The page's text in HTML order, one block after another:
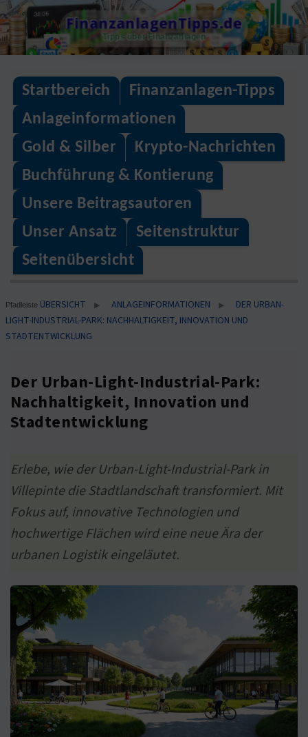
Skip
to
content
FinanzanlagenTipps.de
Tipps über Finanzanlagen
Startbereich
Finanzanlagen-Tipps
Anlageinformationen
Gold & Silber
Krypto-Nachrichten
Buchführung & Kontierung
Unsere Beitragsautoren
Unser Ansatz
Seitenstruktur
Seitenübersicht
Pfadleiste ÜBERSICHT ▶ ANLAGEINFORMATIONEN ▶
DER URBAN-
LIGHT-INDUSTRIAL-PARK: NACHHALTIGKEIT, INNOVATION UND
STADTENTWICKLUNG
Der Urban-Light-Industrial-Park:
Nachhaltigkeit, Innovation und
Stadtentwicklung
Erlebe, wie der Urban-Light-Industrial-Park in
Villepinte die Stadtlandschaft transformiert. Mit
Fokus auf, innovative Technologien und
hochwertige Flächen wird eine neue Ära der
urbanen Logistik eingeläutet.